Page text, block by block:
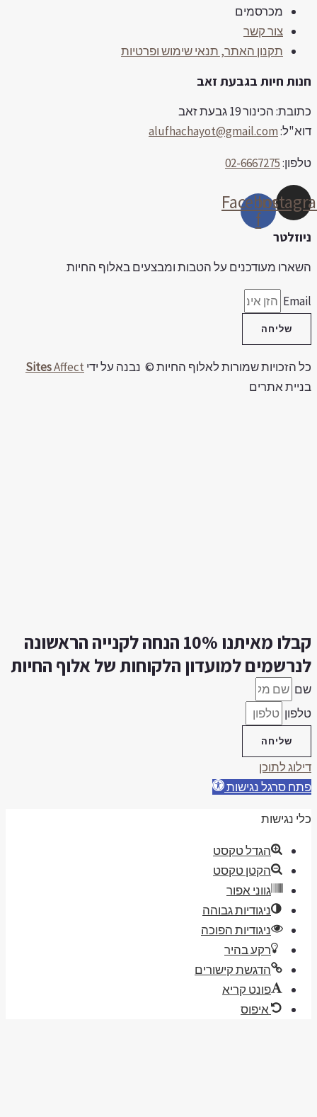
a
l
e
מכרסמים
צור קשר
תקנון האתר, תנאי שימוש ופרטיות
חיות בגבעת זאב
הכינור 19 גבעת זאב
alufhachayot@gmail.com
02-6667275
Facebook-
f
מעודכנים על הטבות ומבצעים באלוף החיות
שליחה
הזכויות שמורות לאלוף החיות © נבנה על ידי SitesAffect
אתרים
קבלו מאיתנו 10% הנחה לקנייה הראשונה
למועדון הלקוחות של אלוף החיות
שליחה
לתוכן
סרגל נגישות
נגישות
הגדל טקסט
הקטן טקסט
גווני אפור
ניגודיות גבוהה
ניגודיות הפוכה
רקע בהיר
הדגשת קישורים
פונט קריא
איפוס